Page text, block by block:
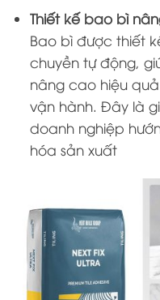
Thiết kế bao bì
Bao bì được thiết
chuyền tự động,
nâng cao hiệu
vận hành. Đây là
doanh nghiệp
hóa sản xuất